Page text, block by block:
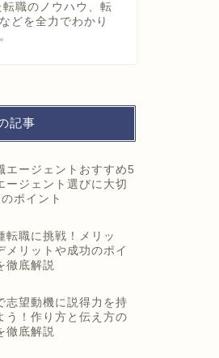
職のノウハウ、転
どを全力でわかり
記事
エージェントおすすめ5
ージェント選びに大切
ポイント
転職に挑戦！メリッ
メリットや成功のポイ
徹底解説
志望動機に説得力を持
う！作り方と伝え方の
徹底解説